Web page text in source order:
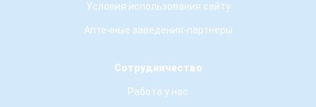
Условия использования сайту
Аптечные заведения-партнеры
Сотрудничество
Работа у нас